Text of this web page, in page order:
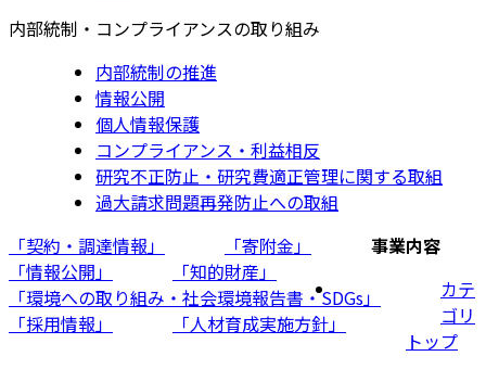
内部統制・コンプライアンスの取り組み
内部統制の推進
情報公開
個人情報保護
コンプライアンス・利益相反
研究不正防止・研究費適正管理に関する取組
過大請求問題再発防止への取組
「契約・調達情報」
「寄附金」
「情報公開」
「知的財産」
「環境への取り組み・社会環境報告書・SDGs」
「採用情報」
「人材育成実施方針」
事業内容
カテ
ゴリ
トップ